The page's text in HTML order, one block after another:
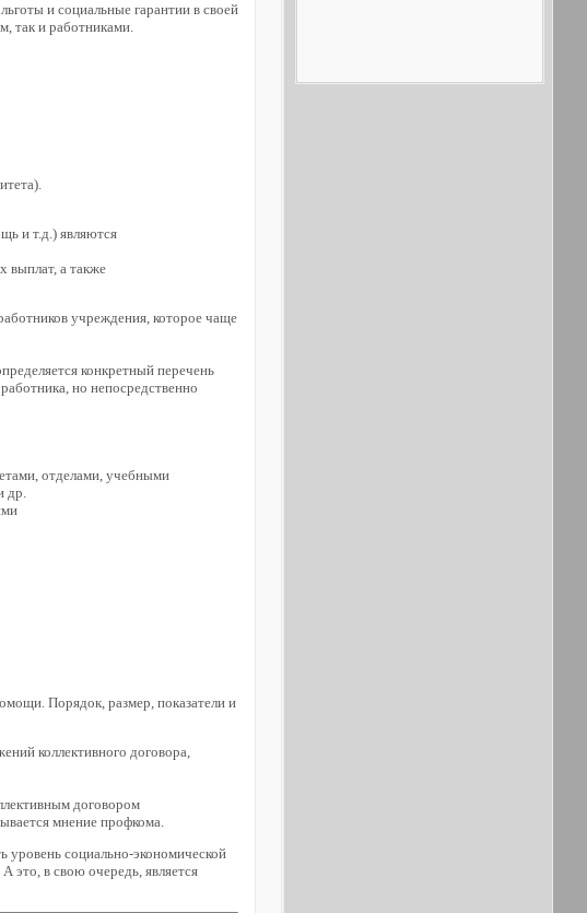
и социальные гарантии в своей
так и работниками.
и т.д.) являются
выплат, а также
учреждения, которое чаще
конкретный перечень
но непосредственно
отделами, учебными
др.
Порядок, размер, показатели и
коллективного договора,
договором
мнение профкома.
уровень социально-экономической
это, в свою очередь, является